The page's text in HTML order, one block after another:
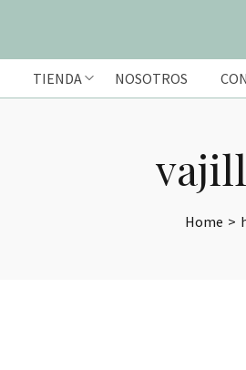
TIENDA NOSOTROS
Home >